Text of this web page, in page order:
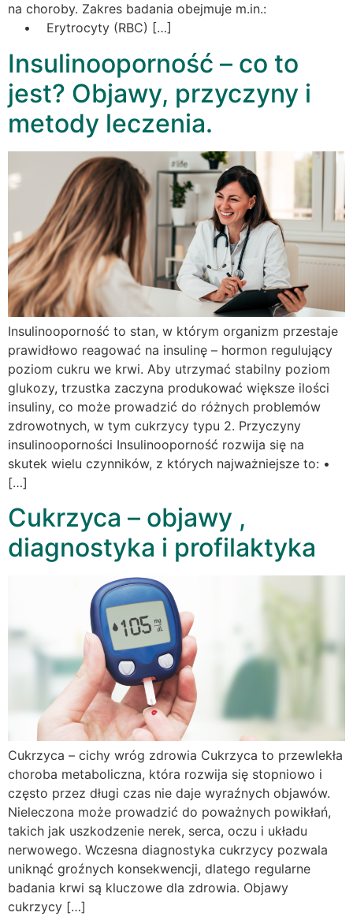
na choroby. Zakres badania obejmuje m.in.:
• Erytrocyty (RBC) […]
Insulinooporność – co to
jest? Objawy, przyczyny i
metody leczenia.
Insulinooporność to stan, w którym organizm przestaje
prawidłowo reagować na insulinę – hormon regulujący
poziom cukru we krwi. Aby utrzymać stabilny poziom
glukozy, trzustka zaczyna produkować większe ilości
insuliny, co może prowadzić do różnych problemów
zdrowotnych, w tym cukrzycy typu 2. Przyczyny
insulinooporności Insulinooporność rozwija się na
skutek wielu czynników, z których najważniejsze to: •
[…]
Cukrzyca – objawy ,
diagnostyka i profilaktyka
Cukrzyca – cichy wróg zdrowia Cukrzyca to przewlekła
choroba metaboliczna, która rozwija się stopniowo i
często przez długi czas nie daje wyraźnych objawów.
Nieleczona może prowadzić do poważnych powikłań,
takich jak uszkodzenie nerek, serca, oczu i układu
nerwowego. Wczesna diagnostyka cukrzycy pozwala
uniknąć groźnych konsekwencji, dlatego regularne
badania krwi są kluczowe dla zdrowia. Objawy
cukrzycy […]